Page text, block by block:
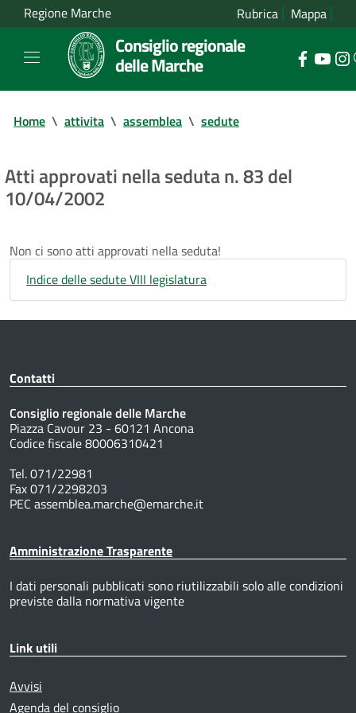
Regione Marche Rubrica Mappa
Consiglio regionale
delle Marche
Home \ attivita \ assemblea \ sedute
Atti approvati nella seduta n. 83 del
10/04/2002
Non ci sono atti approvati nella seduta!
Indice delle sedute VIII legislatura
Contatti
Consiglio regionale delle Marche
Piazza Cavour 23 - 60121 Ancona
Codice fiscale 80006310421
Tel. 071/22981
Fax 071/2298203
PEC assemblea.marche@emarche.it
Amministrazione Trasparente
I dati personali pubblicati sono riutilizzabili solo alle condizioni
previste dalla normativa vigente
Link utili
Avvisi
Agenda del consiglio